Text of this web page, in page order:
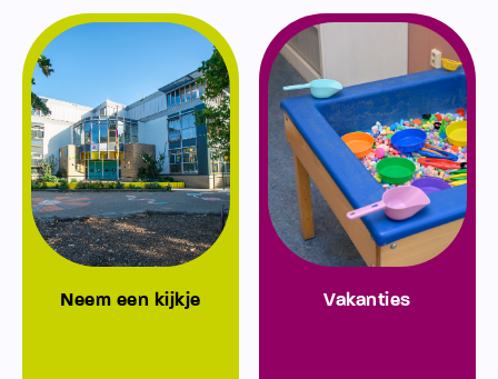
Neem een kijkje Vakanties